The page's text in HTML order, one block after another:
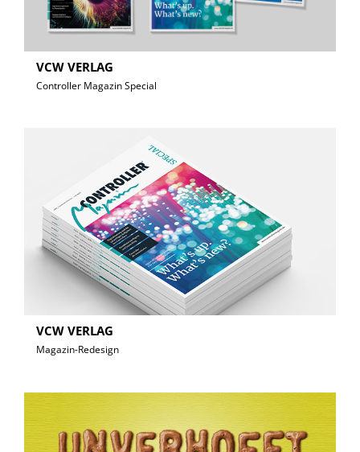
VCW VERLAG
Controller Magazin Special
VCW VERLAG
Magazin-Redesign